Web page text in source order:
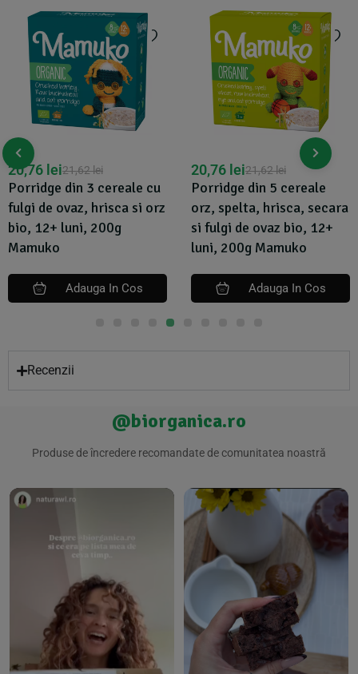
Porridge din 3 cereale cu
fulgi de ovaz, hrisca si orz
bio, 12+ luni, 200g
Mamuko
21,62lei
20,76 lei
Adauga In Cos
Porridge din 5 cereale
orz, spelta, hrisca, secara
si fulgi de ovaz bio, 12+
luni, 200g Mamuko
21,62lei
20,76 lei
Adauga In Cos
Recenzii
@biorganica.ro
Produse de încredere recomandate de comunitatea noastră